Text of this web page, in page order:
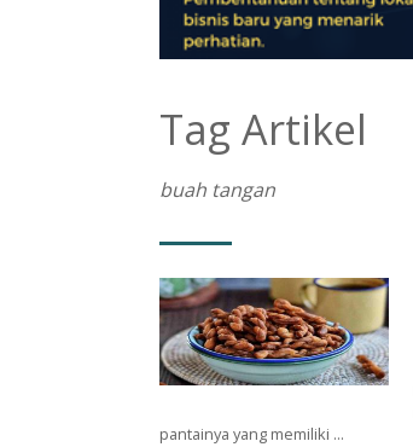
Tag Artikel
buah tangan
раntаіnуа уаng memiliki ...